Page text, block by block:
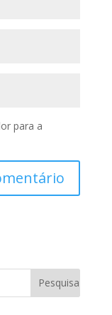
para a